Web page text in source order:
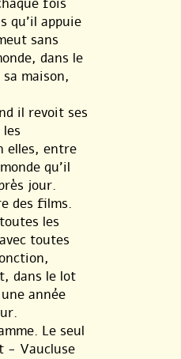
qu’il appuie
sans
dans le
maison,
il revoit ses
elles, entre
qu’il
jour.
des films.
les
toutes
dans le lot
année
Le seul
- Vaucluse